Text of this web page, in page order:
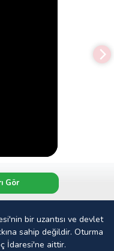
Gör
bir uzantısı ve devlet
sahip değildir. Oturma
İdaresi'ne aittir.